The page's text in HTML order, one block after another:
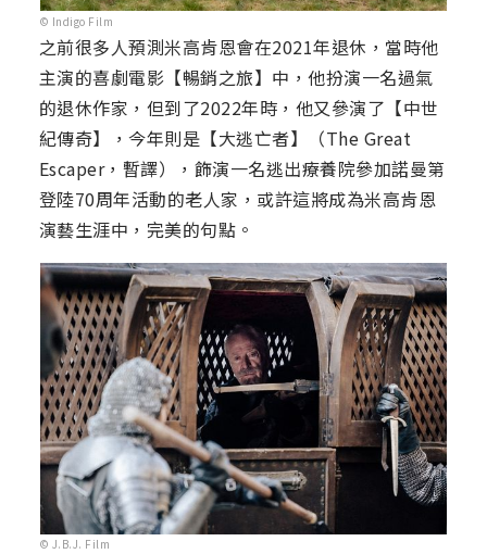
© Indigo Film
之前很多人預測米高肯恩會在2021年退休，當時他
主演的喜劇電影【暢銷之旅】中，他扮演一名過氣
的退休作家，但到了2022年時，他又參演了【中世
紀傳奇】，今年則是【大逃亡者】（The Great
Escaper，暫譯），飾演一名逃出療養院參加諾曼第
登陸70周年活動的老人家，或許這將成為米高肯恩
演藝生涯中，完美的句點。
© J.B.J. Film